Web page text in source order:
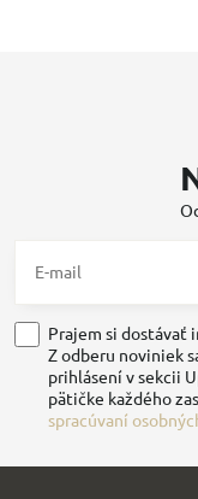
Prajem si dostávať
Z odberu noviniek
prihlásení v sekcii
pätičke každého
spracúvaní